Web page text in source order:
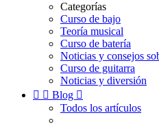
Categorías
Curso de bajo
Teoría musical
Curso de batería
Noticias y consejos
Curso de guitarra
Noticias y diversión
  Blog 
Todos los artículos